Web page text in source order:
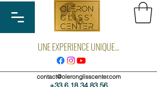
UNE EXPERIENCE UNIQUE...
contact@oleronglisscenter.com